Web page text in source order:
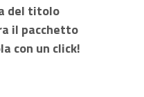
del titolo
il pacchetto
con un click!